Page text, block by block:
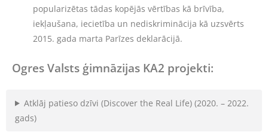
popularizētas tādas kopējās vērtības kā brīvība,
iekļaušana, iecietība un nediskriminācija kā uzsvērts
2015. gada marta Parīzes deklarācijā.
Ogres Valsts ģimnāzijas KA2 projekti:
Atklāj patieso dzīvi (Discover the Real Life) (2020. – 2022.
gads)